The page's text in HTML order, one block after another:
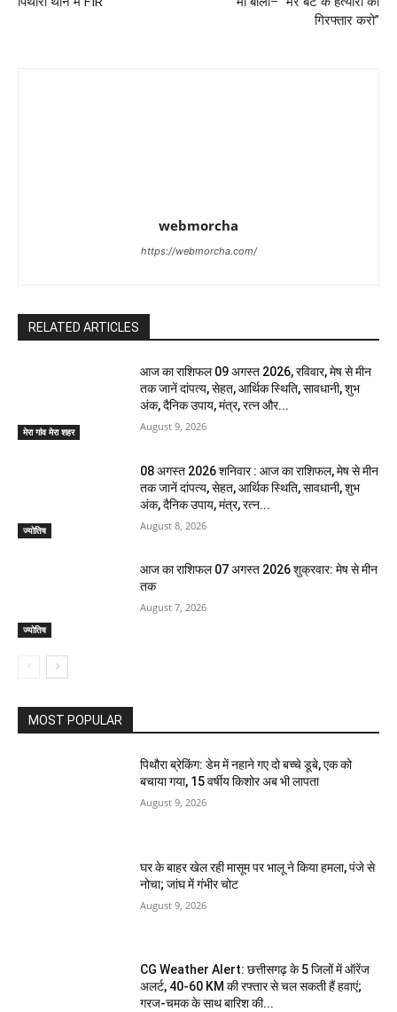
गिरफ्तार करो”
webmorcha
https://webmorcha.com/
RELATED ARTICLES
मेरा गांव मेरा शहर
आज का राशिफल 09 अगस्त 2026, रविवार, मेष से मीन
तक जानें दांपत्य, सेहत, आर्थिक स्थिति, सावधानी, शुभ
अंक, दैनिक उपाय, मंत्र, रत्न और...
August 9, 2026
ज्योतिष
08 अगस्त 2026 शनिवार : आज का राशिफल, मेष से मीन
तक जानें दांपत्य, सेहत, आर्थिक स्थिति, सावधानी, शुभ
अंक, दैनिक उपाय, मंत्र, रत्न...
August 8, 2026
ज्योतिष
आज का राशिफल 07 अगस्त 2026 शुक्रवार: मेष से मीन
तक
August 7, 2026
MOST POPULAR
पिथौरा ब्रेकिंग: डेम में नहाने गए दो बच्चे डूबे, एक को
बचाया गया, 15 वर्षीय किशोर अब भी लापता
August 9, 2026
घर के बाहर खेल रही मासूम पर भालू ने किया हमला, पंजे से
नोचा; जांघ में गंभीर चोट
August 9, 2026
CG Weather Alert: छत्तीसगढ़ के 5 जिलों में ऑरेंज
अलर्ट, 40-60 KM की रफ्तार से चल सकती हैं हवाएं;
गरज-चमक के साथ बारिश की...